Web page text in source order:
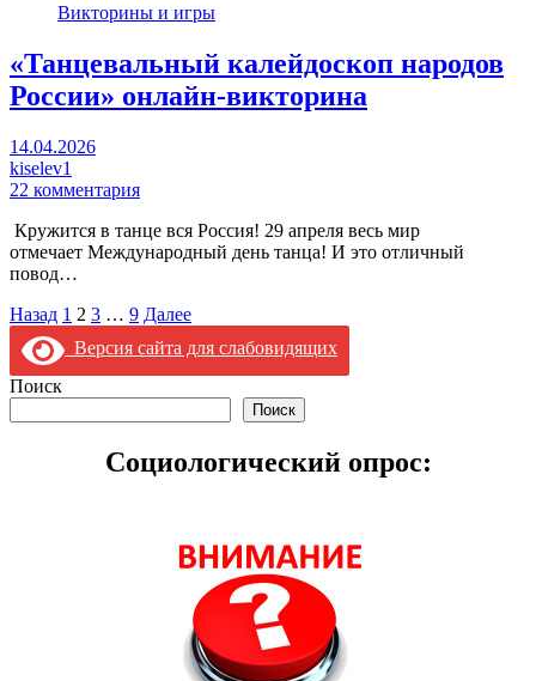
Викторины и игры
«Танцевальный калейдоскоп народов
России» онлайн-викторина
14.04.2026
kiselev1
22 комментария
Кружится в танце вся Россия! 29 апреля весь мир
отмечает Международный день танца! И это отличный
повод…
Пагинация
записей
Назад 1 2 3 … 9 Далее
Версия сайта для слабовидящих
Поиск
Поиск
Социологический опрос: